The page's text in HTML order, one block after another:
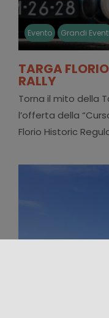
Evento Grandi Eventi
TARGA
RALLY
Torna il mito della
l’offerta della
Florio Historic